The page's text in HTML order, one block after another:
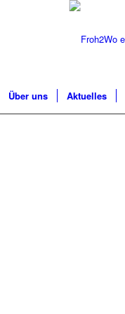
Über uns Aktuelles